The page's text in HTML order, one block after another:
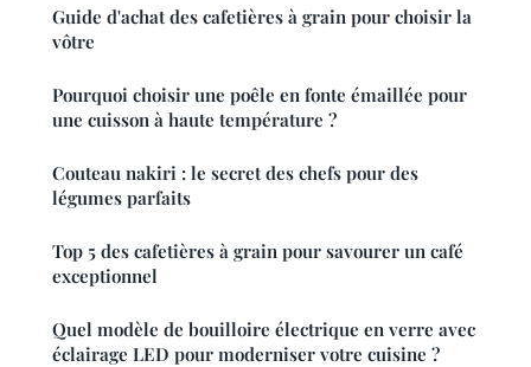
Guide d'achat des cafetières à grain pour choisir la
vôtre
Pourquoi choisir une poêle en fonte émaillée pour
une cuisson à haute température ?
Couteau nakiri : le secret des chefs pour des
légumes parfaits
Top 5 des cafetières à grain pour savourer un café
exceptionnel
Quel modèle de bouilloire électrique en verre avec
éclairage LED pour moderniser votre cuisine ?